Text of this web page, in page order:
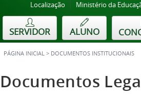
Localização
Ministério da
PÁGINA INICIAL > DOCUMENTOS INSTITUCIONAIS
SERVIDOR ALUNO
Documentos